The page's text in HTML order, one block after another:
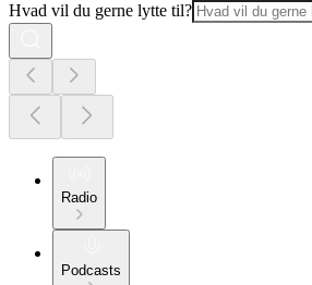
Hvad vil du gerne lytte til?
Radio
Podcasts